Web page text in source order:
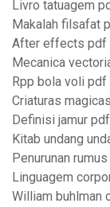
Livro tatuagem
Makalah filsafat
After effects pdf
Mecanica
Rpp bola voli pdf
Criaturas
Definisi jamur pdf
Kitab undang
Penurunan
Linguagem
William buhlman